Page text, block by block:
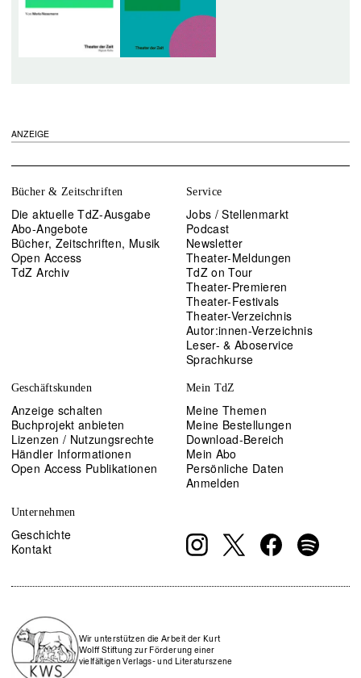
ANZEIGE
Bücher & Zeitschriften
Die aktuelle TdZ-Ausgabe
Abo-Angebote
Bücher, Zeitschriften, Musik
Open Access
TdZ Archiv
Service
Jobs / Stellenmarkt
Podcast
Newsletter
Theater-Meldungen
TdZ on Tour
Theater-Premieren
Theater-Festivals
Theater-Verzeichnis
Autor:innen-Verzeichnis
Leser- & Aboservice
Sprachkurse
Geschäftskunden
Anzeige schalten
Buchprojekt anbieten
Lizenzen / Nutzungsrechte
Händler Informationen
Open Access Publikationen
Mein TdZ
Meine Themen
Meine Bestellungen
Download-Bereich
Mein Abo
Persönliche Daten
Anmelden
Unternehmen
Geschichte
Kontakt
Wir unterstützen die Arbeit der Kurt
Wolff Stiftung zur Förderung einer
vielfältigen Verlags- und Literaturszene